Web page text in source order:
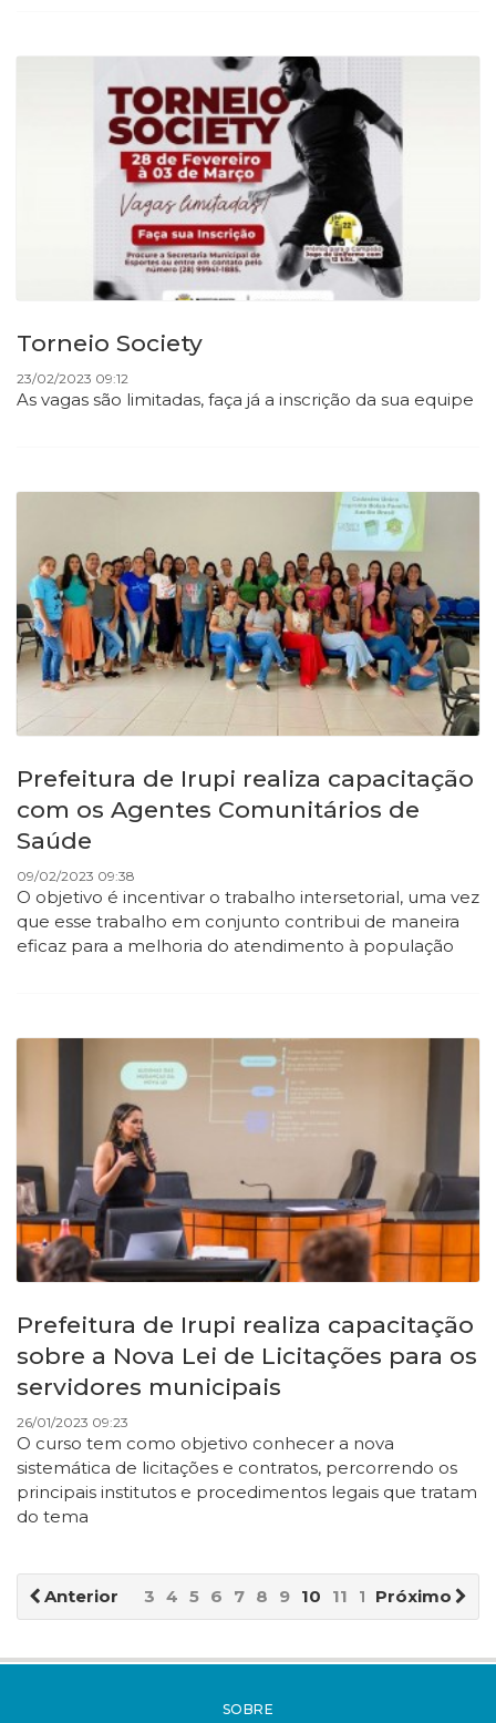
Torneio Society
23/02/2023 09:12
As vagas são limitadas, faça já a inscrição da sua equipe
Prefeitura de Irupi realiza capacitação
com os Agentes Comunitários de
Saúde
09/02/2023 09:38
O objetivo é incentivar o trabalho intersetorial, uma vez
que esse trabalho em conjunto contribui de maneira
eficaz para a melhoria do atendimento à população
Prefeitura de Irupi realiza capacitação
sobre a Nova Lei de Licitações para os
servidores municipais
26/01/2023 09:23
O curso tem como objetivo conhecer a nova
sistemática de licitações e contratos, percorrendo os
principais institutos e procedimentos legais que tratam
do tema
Anterior Próximo
3 4 5 6 7 8 9 10 11 12
SOBRE